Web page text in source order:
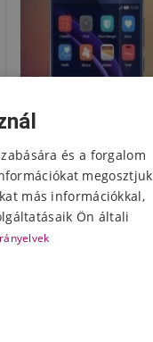
és a forgalom
megosztjuk
más információkkal,
Ön általi